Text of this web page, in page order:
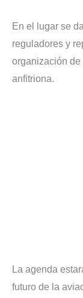
En el lugar se
reguladores y
organización
anfitriona.
La agenda
futuro de la